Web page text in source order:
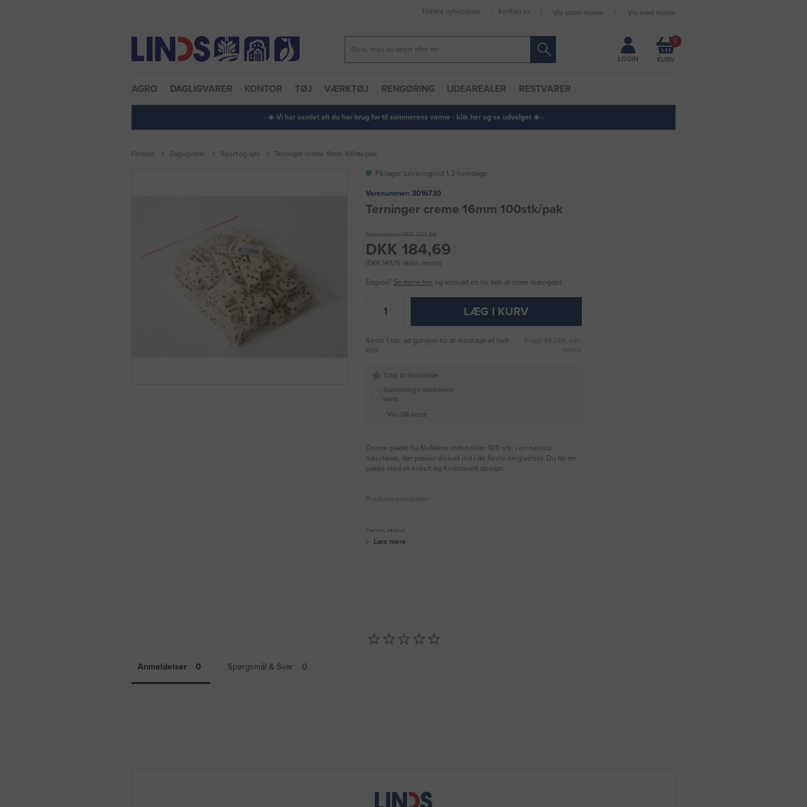
Forbliv logget ind
Tilmeld nyhedsbrev Kontakt os Vis uden moms Vis med moms
LOGIN
0
AGRO DAGLIGVARER KONTOR TØJ VÆRKTØJ RENGØRING UDEAREALER RESTVARER
· ☀️ Vi har samlet alt du har brug for til sommerens varme - klik her og se udvalget ☀️ ·
Forside Dagligvarer Sport og spil Terninger creme 16mm 100stk/pak
På lager. Leveringstid 1-3 hverdage
Varenummer: 3016730
Terninger creme 16mm 100stk/pak
Normalpris DKK 201,56
DKK 184,69
(DKK 147,75 ekskl. moms)
Engros? Se mere her og kontakt os for køb af store mængder.
LÆG I KURV
Bestil 1 stk. ad gangen for at modtage et helt
kolli.
Fragt 49 DKK inkl.
Tilføj til favoritliste
Sammenlign markerede
varer
Vis QR-kode
Denne pakke fra NoName indeholder 100 stk. i en neutral
naturfarve, der passer diskret ind i de fleste omgivelser. Du får en
pakke med et enkelt og funktionelt design.
Produktegenskaber
Farve: Natur
Læs mere
Anmeldelser Spørgsmål & Svar